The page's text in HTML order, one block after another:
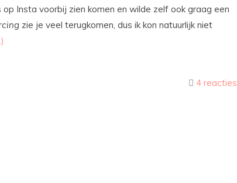
op Insta voorbij zien komen en wilde zelf ook graag een
zie je veel terugkomen, dus ik kon natuurlijk niet
4 reacties